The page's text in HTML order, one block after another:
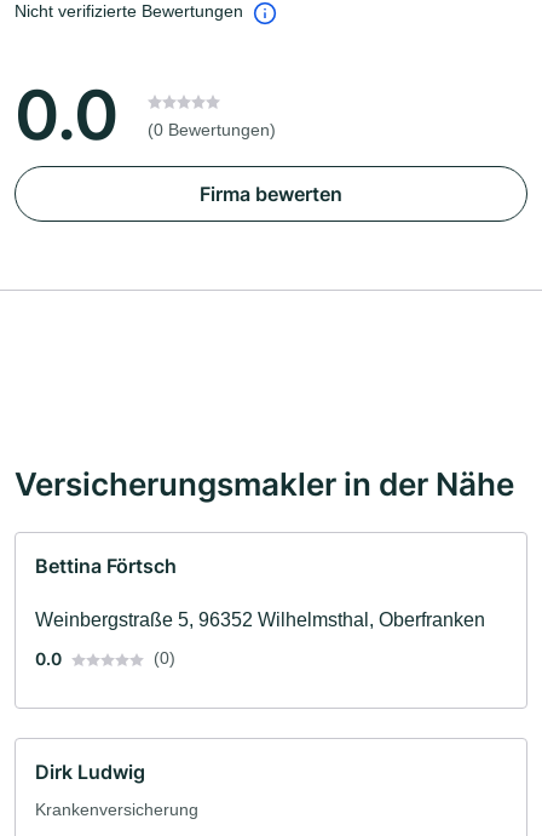
Nicht verifizierte Bewertungen
0.0 (0 Bewertungen)
Firma bewerten
Versicherungsmakler in der Nähe
Bettina Förtsch
Weinbergstraße 5, 96352 Wilhelmsthal, Oberfranken
0.0
(0)
Dirk Ludwig
Krankenversicherung